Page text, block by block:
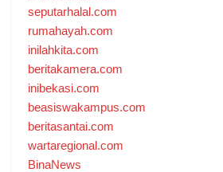
seputarhalal.com
rumahayah.com
inilahkita.com
beritakamera.com
inibekasi.com
beasiswakampus.com
beritasantai.com
wartaregional.com
BinaNews